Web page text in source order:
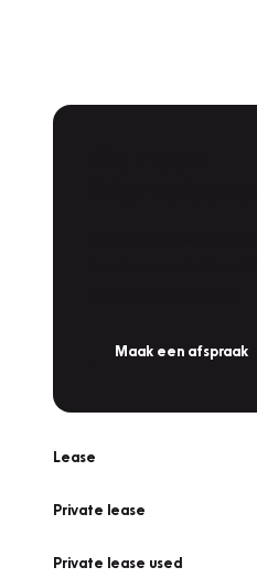
Maak een afspraak
Lease
Private lease
Private lease used